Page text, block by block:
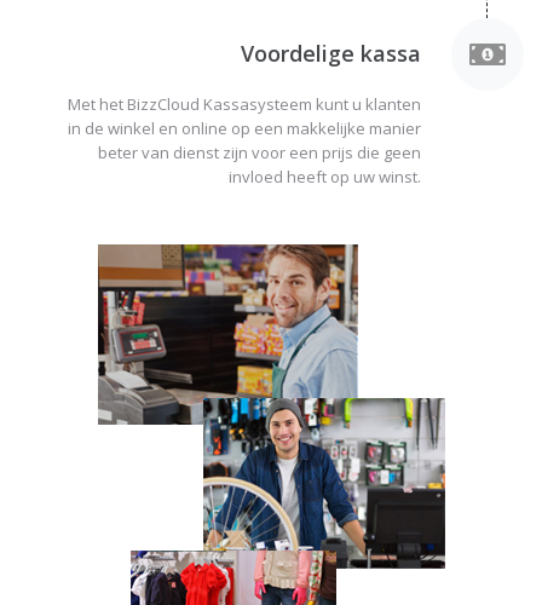
Voordelige kassa
Met het BizzCloud Kassasysteem kunt u klanten
in de winkel en online op een makkelijke manier
beter van dienst zijn voor een prijs die geen
invloed heeft op uw winst.